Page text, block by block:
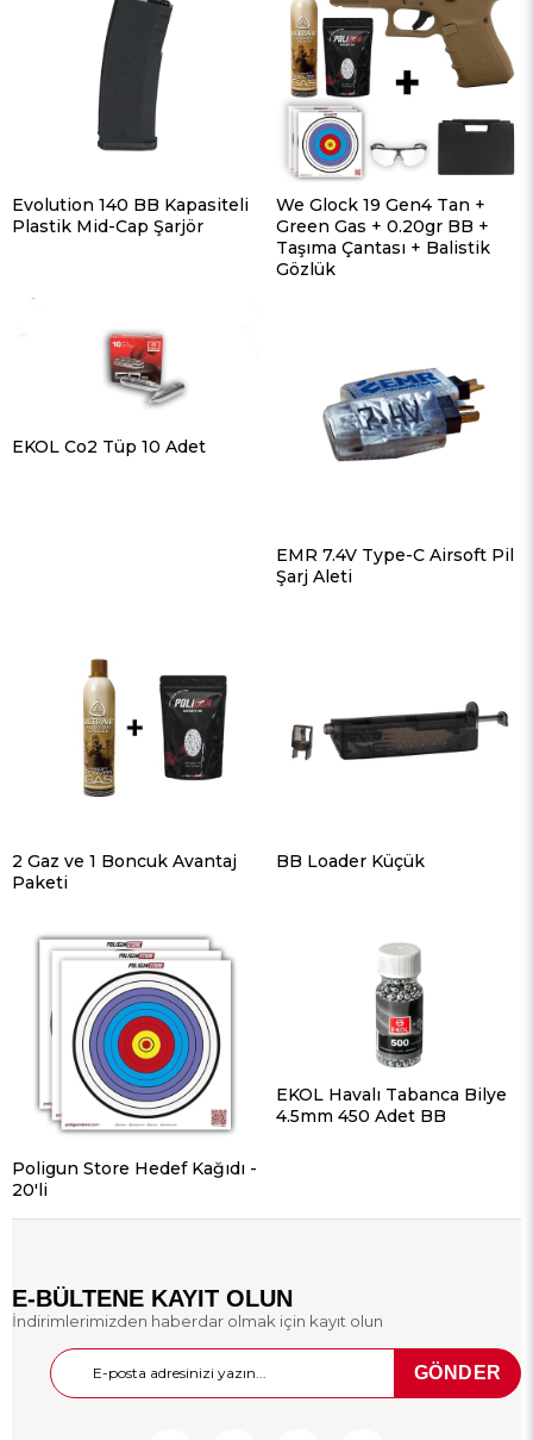
Evolution 140 BB Kapasiteli
Plastik Mid-Cap Şarjör
We Glock 19 Gen4 Tan +
Green Gas + 0.20gr BB +
Taşıma Çantası + Balistik
Gözlük
EKOL Co2 Tüp 10 Adet
EMR 7.4V Type-C Airsoft Pil
Şarj Aleti
2 Gaz ve 1 Boncuk Avantaj
Paketi
BB Loader Küçük
Poligun Store Hedef Kağıdı -
20'li
EKOL Havalı Tabanca Bilye
4.5mm 450 Adet BB
E-BÜLTENE KAYIT OLUN
İndirimlerimizden haberdar olmak için kayıt olun
GÖNDER